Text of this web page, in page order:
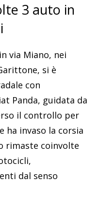
3 auto in
via Miano, nei
si è
con
Panda, guidata da
il controllo per
ha invaso la corsia
rimaste coinvolte
dal senso